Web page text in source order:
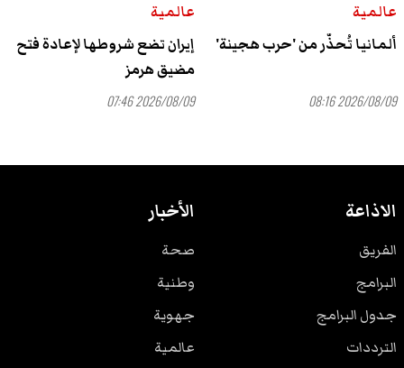
عالمية
ألمانيا تُحذّر من 'حرب هجينة'
2026/08/09 08:16
عالمية
إيران تضع شروطها لإعادة فتح
مضيق هرمز
2026/08/09 07:46
الاذاعة
الفريق
البرامج
جدول البرامج
الترددات
الأخبار
صحة
وطنية
جهوية
عالمية